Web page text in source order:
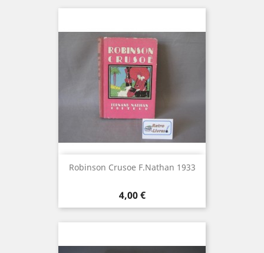
Robinson Crusoe F.Nathan 1933
Prix
4,00 €